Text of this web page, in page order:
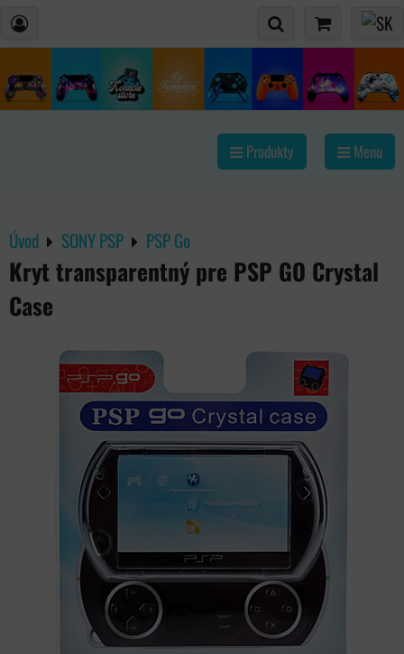
Produkty Menu
Úvod SONY PSP PSP Go
Kryt transparentný pre PSP GO Crystal
Case